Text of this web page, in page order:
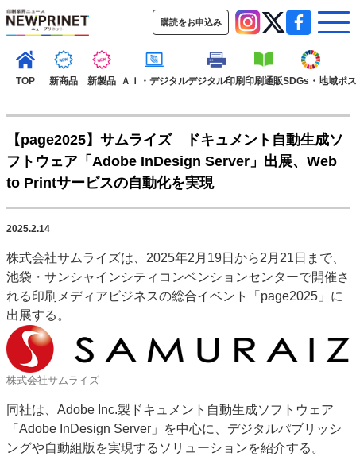
購読をお申込み
TOP 新商品 新製品 ＡＩ・デジタルデジタル印刷印刷通販SDGs・地域ポ
インデックス
TOP
新着記事 特集記事
動画コンテンツ
インタビュー
コレクション
カテゴリー一覧
新商品
SDGs・地域
ポストプレス ビジネス イベント 信用情報
業界
市場・統計
人事・移転・異動・訃報
特集記事カテゴリー一覧
2022 見える化・MIS特集
特集・デジタル印刷 アイデアで勝負！ ～多様なビジネス・多彩な商材～
特集・デジタル印刷 ～ 新成長軌道を描く
案内
【page2025】サムライズ ドキュメント自動生成ソ
フトウェア「Adobe InDesign Server」出展、Web
to Printサービスの自動化を実現
2025.2.14
株式会社サムライズは、2025年2月19日から2月21日まで、
池袋・サンシャインシティコンベンションセンターで開催さ
れる印刷メディアビジネスの総合イベント「page2025」に
出展する。
株式会社サムライズ
同社は、Adobe Inc.製ドキュメント自動生成ソフトウェア
「Adobe InDesign Server」を中心に、デジタルパブリッシ
ングや自動組版を実現するソリューションを紹介する。